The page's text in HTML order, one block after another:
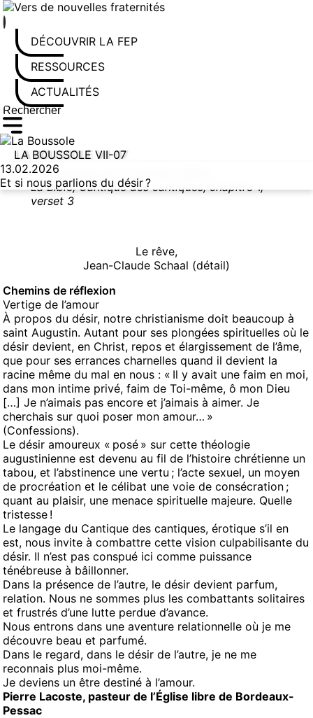
Aller au contenu
DÉCOUVRIR LA FEP
RESSOURCES
ACTUALITÉS
Rechercher sur le site
Saisissez au moins 3 caractères pour lancer la recherche
LA BOUSSOLE VII-07
13.02.2026
Et si nous parlions du désir ?
Ta personne est un parfum raffiné.
La Bible, Cantique des cantiques, chapitre 1,
verset 3
Le rêve,
Jean-Claude Schaal (détail)
Chemins de réflexion
Vertige de l’amour
À propos du désir, notre christianisme doit beaucoup à
saint Augustin. Autant pour ses plongées spirituelles où le
désir devient, en Christ, repos et élargissement de l’âme,
que pour ses errances charnelles quand il devient la
racine même du mal en nous : « Il y avait une faim en moi,
dans mon intime privé, faim de Toi-même, ô mon Dieu
[…] Je n’aimais pas encore et j’aimais à aimer. Je
cherchais sur quoi poser mon amour… »
(Confessions).
Le désir amoureux « posé » sur cette théologie
augustinienne est devenu au fil de l’histoire chrétienne un
tabou, et l’abstinence une vertu ; l’acte sexuel, un moyen
de procréation et le célibat une voie de consécration ;
quant au plaisir, une menace spirituelle majeure. Quelle
tristesse !
Le langage du Cantique des cantiques, érotique s’il en
est, nous invite à combattre cette vision culpabilisante du
désir. Il n’est pas conspué ici comme puissance
ténébreuse à bâillonner.
Dans la présence de l’autre, le désir devient parfum,
relation. Nous ne sommes plus les combattants solitaires
et frustrés d’une lutte perdue d’avance.
Nous entrons dans une aventure relationnelle où je me
découvre beau et parfumé.
Dans le regard, dans le désir de l’autre, je ne me
reconnais plus moi-même.
Je deviens un être destiné à l’amour.
Pierre Lacoste, pasteur de l’Église libre de Bordeaux-
Pessac